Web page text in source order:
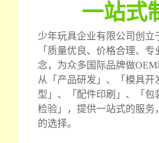
一站式
少年玩具企业有限公司创立
「质量优良、价格合理、
念，为众多国际品牌做OEM
从「产品研发」、「模具开
型」、「配件印刷」、「包
检验」，提供一站式的服务
的选择。